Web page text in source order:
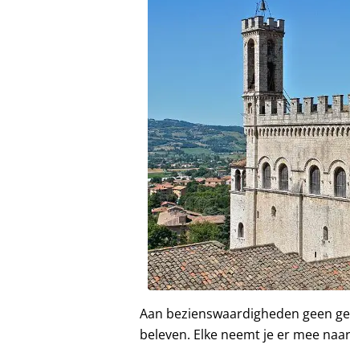
Aan bezienswaardigheden geen
beleven. Elke neemt je er mee